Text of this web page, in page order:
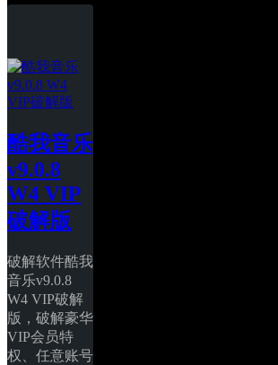
酷我音乐
v9.0.8
W4 VIP
破解版
破解软件酷我
音乐v9.0.8
W4 VIP破解
版，破解豪华
VIP会员特
权、任意账号